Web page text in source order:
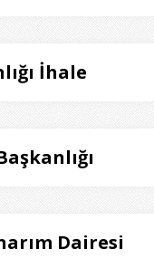
İhale
Dairesi